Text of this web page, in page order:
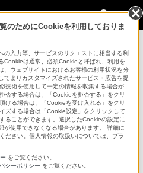
法人のお客様
AXSメモリーカードリーダー
のためにCookieを利用しておりま
の入力等、サービスのリクエストに相当する利
Cookieは通常、必須Cookieと呼ばれ、利用を
、ウェブサイトにおけるお客様の利用状況を分
てよりカスタマイズされたサービス・広告を提
技術を使用して一定の情報を収集する場合が
否する場合は、「Cookieを拒否する」をクリ
ける場合は、「Cookieを受け入れる」をクリ
ズする場合は「Cookie設定」をクリックして
ることができます。選択したCookieの設定に
が使用できなくなる場合があります。 詳細に
ださい。個人情報の取扱いについては、プラ
をご覧ください。
シーポリシー をご覧ください。